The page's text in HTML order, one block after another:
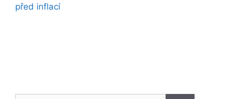
před inflací